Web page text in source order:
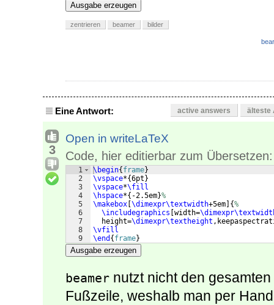
Ausgabe erzeugen
zentrieren beamer bilder
Eine Antwort: active answers älteste
3
Open in writeLaTeX
Code, hier editierbar zum Übersetzen:
1
2
3
4
5
6
7
8
9
\begin{ frame}
\vspace*{6pt }
\vspace*\fill
\hspace*{ -2.5em}%
\makebox \dimexpr\textwidth+5em {%
\includegraphics width=
  height=
\dimexpr\textheight
\vfill
\end { frame}
Ausgabe erzeugen
beamer nutzt nicht den
Fußzeile, weshalb man per